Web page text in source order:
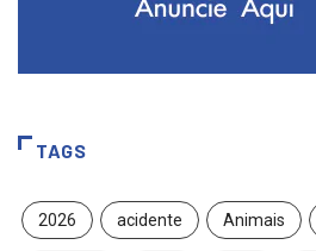
TAGS
2026 acidente Animais